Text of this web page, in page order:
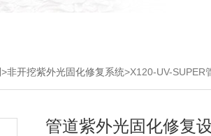
>非开挖紫外光固化修复系统>X120-UV-SUPER管
管道紫外光固化修复